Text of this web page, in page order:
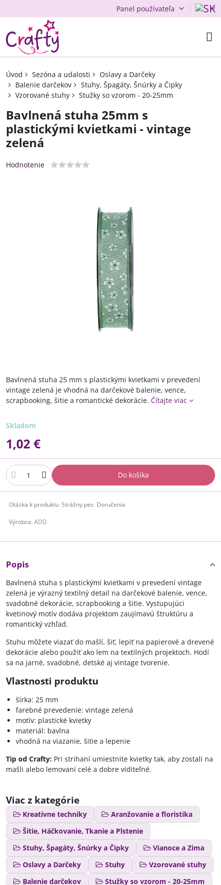
Panel používateľa
Úvod Sezóna a udalosti
Oslavy a Darčeky
Balenie darčekov
Stuhy, Špagáty, Šnúrky a Čipky
Vzorované stuhy
Stužky so vzorom - 20-25mm
Bavlnená stuha 25mm s
plastickými kvietkami - vintage
zelená
Hodnotenie
Bavlnená stuha 25 mm s plastickými kvietkami v prevedení
vintage zelená je vhodná na darčekové balenie, vence,
scrapbooking, šitie a romantické dekorácie. Čítajte viac
Skladom
1,02 €
Do košíka
Otázka k produktu Strážny pes Doručenia
Výrobca: ADD
Popis
Bavlnená stuha s plastickými kvietkami v prevedení vintage
zelená je výrazný textilný detail na darčekové balenie, vence,
svadobné dekorácie, scrapbooking a šitie. Vystupujúci
kvetinový motív dodáva projektom zaujímavú štruktúru a
romantický vzhľad.
Stuhu môžete viazať do mašlí, šiť, lepiť na papierové a drevené
dekorácie alebo použiť ako lem na textilných projektoch. Hodí
sa na jarné, svadobné, detské aj vintage tvorenie.
Vlastnosti produktu
šírka: 25 mm
farebné prevedenie: vintage zelená
motív: plastické kvietky
materiál: bavlna
vhodná na viazanie, šitie a lepenie
Tip od Crafty: Pri strihaní umiestnite kvietky tak, aby zostali na
mašli alebo lemovaní celé a dobre viditeľné.
Viac z kategórie
Kreatívne techniky
Aranžovanie a floristika
Šitie, Háčkovanie, Tkanie a Plstenie
Stuhy, Špagáty, Šnúrky a Čipky
Vianoce a Zima
Oslavy a Darčeky
Stuhy
Vzorované stuhy
Balenie darčekov
Stužky so vzorom - 20-25mm